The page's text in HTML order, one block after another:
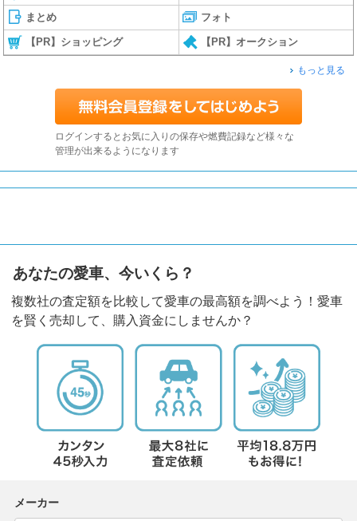
まとめ フォト
【PR】ショッピング 【PR】オークション
もっと見る
ログインするとお気に入りの保存や燃費記録など様々な
管理が出来るようになります
あなたの愛車、今いくら？
複数社の査定額を比較して愛車の最高額を調べよう！愛車
を賢く売却して、購入資金にしませんか？
メーカー